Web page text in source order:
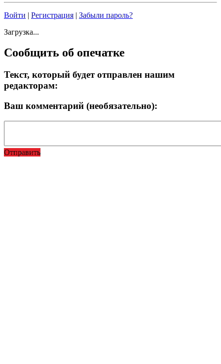
Войти | Регистрация | Забыли пароль?
Загрузка...
Сообщить об опечатке
Текст, который будет отправлен нашим
редакторам:
Ваш комментарий (необязательно):
Отправить